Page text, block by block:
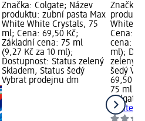
Značka: Colgate; Název
produktu: zubní pasta Max
White White Crystals, 75
ml; Cena: 69,50 Kč;
Základní cena: 75 ml
(9,27 Kč za 10 ml);
Dostupnost: Status zelený
Skladem, Status šedý
Vybrat prodejnu dm
Značka:
White
Cena:
cena:
ml);
zelený
šedý
69,50 Kč
75 ml
Colgate
White